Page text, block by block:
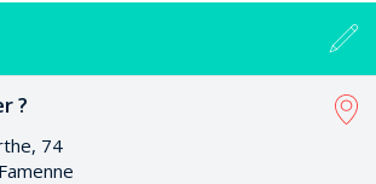
?
74